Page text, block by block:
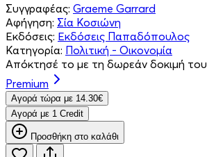
Συγγραφέας: Graeme Garrard
Αφήγηση: Σία Κοσιώνη
Εκδόσεις: Εκδόσεις Παπαδόπουλος
Κατηγορία: Πολιτική - Οικονομία
Απόκτησέ το με τη δωρεάν δοκιμή του
Premium
Aγορά τώρα με 14.30€
Aγορά με 1 Credit
Προσθήκη στο καλάθι